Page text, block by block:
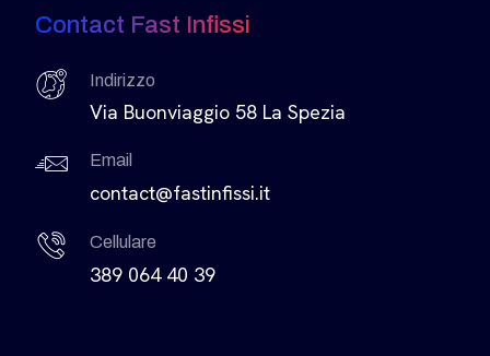
Contact Fast Infissi
Indirizzo
Via Buonviaggio 58 La Spezia
Email
contact@fastinfissi.it
Cellulare
389 064 40 39